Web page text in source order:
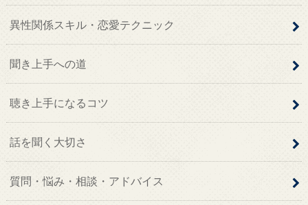
異性関係スキル・恋愛テクニック
聞き上手への道
聴き上手になるコツ
話を聞く大切さ
質問・悩み・相談・アドバイス